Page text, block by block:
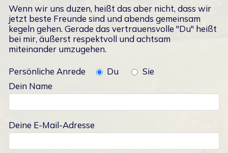
Wenn wir uns duzen, heißt das aber nicht, dass wir
jetzt beste Freunde sind und abends gemeinsam
kegeln gehen. Gerade das vertrauensvolle "Du" heißt
bei mir, äußerst respektvoll und achtsam
miteinander umzugehen.
Persönliche Anrede Du
Sie
Dein Name
Deine E-Mail-Adresse